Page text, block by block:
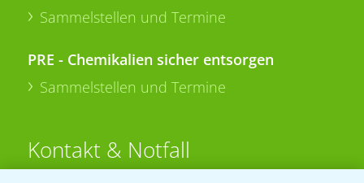
Sammelstellen und Termine
PRE - Chemikalien sicher entsorgen
Sammelstellen und Termine
Kontakt & Notfall